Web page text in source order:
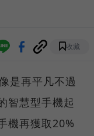
收藏
是再平凡不過
智慧型手機起
機再獲取20%